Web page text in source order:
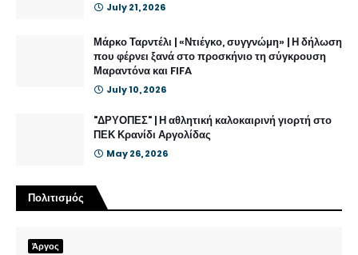
July 21, 2026
Μάρκο Ταρντέλι | «Ντιέγκο, συγγνώμη» | Η δήλωση
που φέρνει ξανά στο προσκήνιο τη σύγκρουση
Μαραντόνα και FIFA
July 10, 2026
"ΔΡΥΟΠΕΣ" | Η αθλητική καλοκαιρινή γιορτή στο
ΠΕΚ Κρανίδι Αργολίδας
May 26, 2026
Πολιτισμός
Άργος